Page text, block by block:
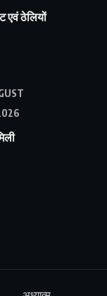
एवं ठेलियों